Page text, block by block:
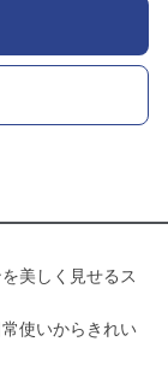
美しく見せるス
使いからきれい